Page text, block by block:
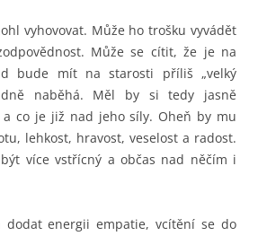
vyhovovat. Může ho trošku vyvádět
Může se cítit, že je na
bude mít na starosti příliš „velký
naběhá. Měl by si tedy jasně
a co je již nad jeho síly. Oheň by mu
lehkost, hravost, veselost a radost.
více vstřícný a občas nad něčím i
dodat energii empatie, vcítění se do